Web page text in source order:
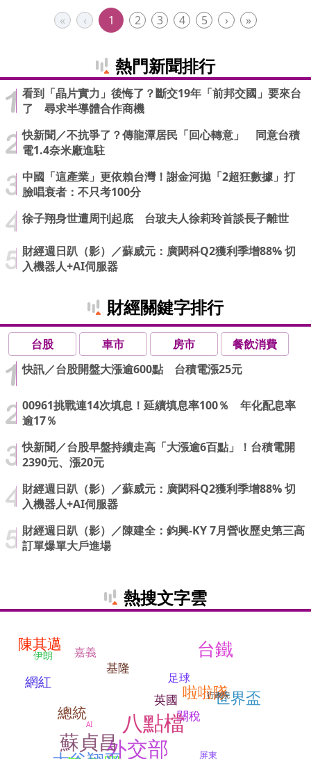
競爭，傑昇以挑戰市場最低價搶市占，但他強調，價
格只是敲門磚，真正留住顧客的關鍵，仍是門市服務
« ‹ 1 2 3 4 5 › »
熱門新聞排行
看到「晶片實力」後悔了？斷交19年「前邦交國」要來台
了 尋求半導體合作商機
快新聞／不抗爭了？傳龍潭居民「回心轉意」 同意台積
電1.4奈米廠進駐
中國「這產業」更依賴台灣！謝金河拋「2超狂數據」打
臉唱衰者：不只考100分
徐子翔身世遭周刊起底 台玻夫人徐莉玲首談長子離世
財經週日趴（影）／蘇威元：廣閎科Q2獲利季增88% 切
入機器人+AI伺服器
財經關鍵字排行
台股 車市 房市
餐飲消費
快訊／台股開盤大漲逾600點 台積電漲25元
00961挑戰連14次填息！延續填息率100％ 年化配息率
逾17％
快新聞／台股早盤持續走高「大漲逾6百點」！台積電開
2390元、漲20元
財經週日趴（影）／蘇威元：廣閎科Q2獲利季增88% 切
入機器人+AI伺服器
財經週日趴（影）／陳建全：鈞興-KY 7月營收歷史第三高
訂單爆單大戶進場
熱搜文字雲
足球
外交部
世界盃
屏東
啦啦隊
關稅
總統
台鐵
陳其邁
伊朗
英國
網紅
基隆
八點檔
蘇貞昌
嘉義
行政院
AI